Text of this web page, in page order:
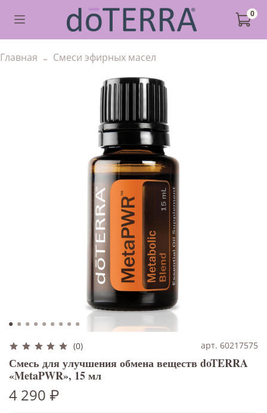
0
Главная Смеси эфирных масел
(0) арт. 60217575
Смесь для улучшения обмена веществ doTERRA
«MetaPWR», 15 мл
4 290 ₽